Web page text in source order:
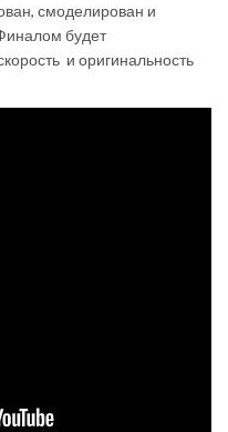
смоделирован и
будет
и оригинальность